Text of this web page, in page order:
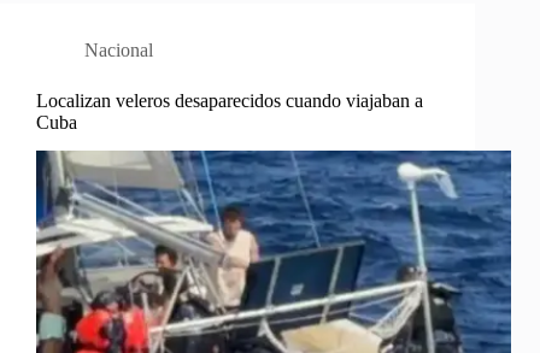
Nacional
Localizan veleros desaparecidos cuando viajaban a
Cuba